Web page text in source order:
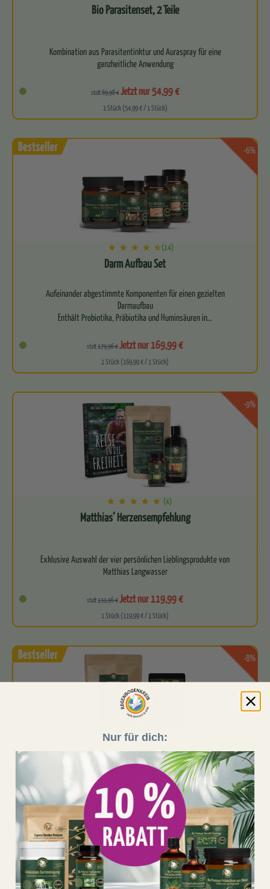
Bio Parasitenset, 2 Teile
Kombination aus Parasitentinktur und Auraspray für eine
ganzheitliche Anwendung
Befreit deinen Körper auf allen Ebenen
Begl…
statt69,98 €Jetzt nur 54,99 €
1 Stück (54,99 € / 1 Stück)
-6%
(14)
Darm Aufbau Set
Aufeinander abgestimmte Komponenten für einen gezielten
Darmaufbau
Enthält Probiotika, Präbiotika und Huminsäuren in…
statt179,96 €Jetzt nur 169,99 €
1 Stück (169,99 € / 1 Stück)
-9%
(4)
Matthias‘ Herzensempfehlung
Exklusive Auswahl der vier persönlichen Lieblingsprodukte von
Matthias Langwasser
Kraftvolles Quartett aus…
statt131,96 €Jetzt nur 119,99 €
1 Stück (119,99 € / 1 Stück)
-8%
(298)
Entschlackungskur Set (Pulver)
Ganzheitlich abgestimmtes Set ausAmazonas Darmreinigungund
Regenwaldtee
für eine intensive 2-Monats-Entschlackung
Zweimonatig…
statt124,97 € Jetzt nur 114,99 €
1 Stück (114,99 € / 1 Stück)
Nur für dich: